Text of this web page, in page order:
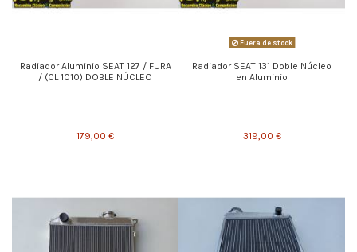
Radiador Aluminio SEAT 127 / FURA
/ (CL 1010) DOBLE NÚCLEO
179,00 €
Fuera de stock
Radiador SEAT 131 Doble Núcleo
en Aluminio
319,00 €